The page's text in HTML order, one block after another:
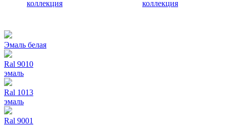
Эмаль белая
Ral 9010
эмаль
Ral 1013
эмаль
Ral 9001